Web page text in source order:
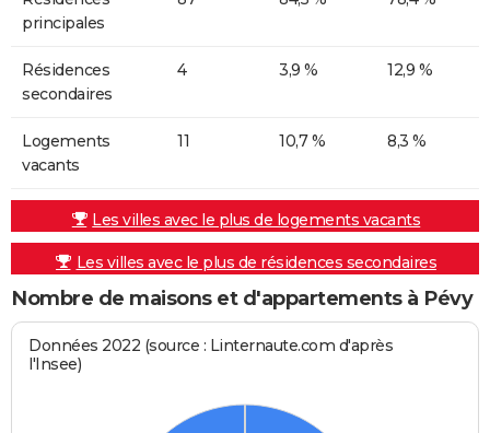
principales
Résidences
secondaires
4 3,9 % 12,9 %
Logements
vacants
11 10,7 % 8,3 %
Les villes avec le plus de logements vacants
Les villes avec le plus de résidences secondaires
Nombre de maisons et d'appartements à Pévy
Données 2022 (source : Linternaute.com d'après
l'Insee)